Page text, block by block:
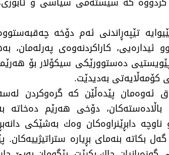
تێپەڕاندنی ئەم دۆخە
ئیدارەیی، كاراكردنەوەی
دەستوورێكی سیكۆلار بۆ
كۆمەڵایەتی بەدیدێت.
ئەوەمان پێدەڵێن كە گرەوكردن
دۆخی هەرێم
دابڕێنراوەكان وەك بەشێكی
بكاتە بنەمای بڕیارە